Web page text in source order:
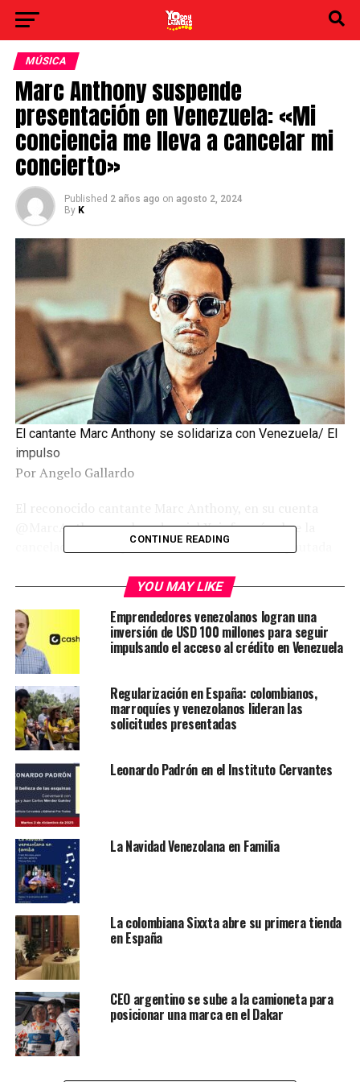
MÚSICA
Marc Anthony suspende
presentación en Venezuela: «Mi
conciencia me lleva a cancelar mi
concierto»
Published 2 años ago on agosto 2, 2024
By K
El cantante Marc Anthony se solidariza con Venezuela/ El
impulso
Por Angelo Gallardo
El reconocido cantante Marc Anthony, en su cuenta
@MarcAnthony en la red social X, informó sobre la
cancelación de su presentación en Venezuela, pautada
ocurridos luego de las elecciones presidenciales del
“Mi querida gente de Venezuela. Llevaba contando los
días para nuestro tan esperado encuentro después de
tantos años sin verlos. Pero, debido a la dolorosa
situación actual que está atravesando su país en estos
momentos, mi conciencia me lleva a cancelar mi
concierto del próximo 27 de agosto. Ojalá muy pronto
podamos estar juntos nuevamente. Que Dios los bendiga
hoy y que la paz esté con toda Venezuela”, fue su
mensaje publicado a las 9:38 p.m. el miércoles 31 julio.
Le puede interesar:
reelección de Nicolás Maduro en Venezuela?
Minutos más tarde, la empresa organizadora del evento
emitió un comunicado en las redes sociales para
informar a todas los fanáticos que habían adquirido sus
entradas.
“A todas las personas que adquirieron entradas para el
concierto de Marc Anthony, pautado para el 27 de
agosto 2024 y cancelado por parte del artista la noche
de hoy 31 de julio 2024, le informamos que el próximo
lunes 5 de agosto, estaremos publicando los pasos a
CONTINUE READING
YOU MAY LIKE
Emprendedores venezolanos logran una
inversión de USD 100 millones para seguir
impulsando el acceso al crédito en Venezuela
Regularización en España: colombianos,
marroquíes y venezolanos lideran las
solicitudes presentadas
Leonardo Padrón en el Instituto Cervantes
La Navidad Venezolana en Familia
La colombiana Sixxta abre su primera tienda
en España
CEO argentino se sube a la camioneta para
posicionar una marca en el Dakar